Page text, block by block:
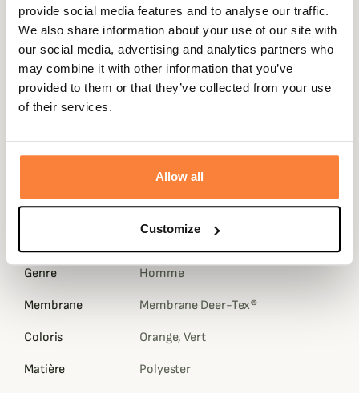
provide social media features and to analyse our traffic.
We also share information about your use of our site with
our social media, advertising and analytics partners who
may combine it with other information that you’ve
provided to them or that they’ve collected from your use
of their services.
Allow all
Customize
Description
Deerhunter vous propose le chapeau Muflon vous
protégeant efficacement des intempéries grâce à la
membrane Deer-Tex®. En effet, cette membrane
développée par DeerHunter est imperméable à l'eau, au
La protection contre est intempéries est complétée par
Fiche technique
Genre Homme
Membrane Membrane Deer-Tex®
Coloris Orange, Vert
Matière Polyester